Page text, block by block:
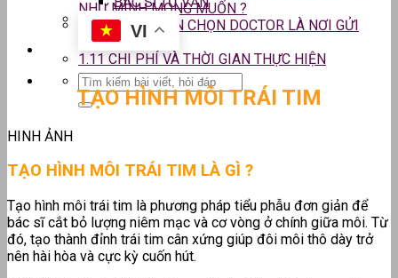
VI
NHƯ MÌNH MONG MUỐN ?
1.10VÌ SAO NÊN CHỌN DOCTOR LÀ NƠI GỬI
GẮM LÒNG TIN
1.11 CHI PHÍ VÀ THỜI GIAN THỰC HIỆN
TẠO HÌNH MÔI TRÁI TIM
HINH ẢNH
TẠO HÌNH MÔI TRÁI TIM LÀ GÌ ?
Tạo hình môi trái tim là phương pháp tiểu phẫu đơn giản để
bác sĩ cắt bỏ lượng niêm mạc và cơ vòng ở chính giữa môi. Từ
đó, tạo thành đỉnh trái tim cân xứng giúp đôi môi thô dày trở
nên hài hòa và cực kỳ cuốn hút.